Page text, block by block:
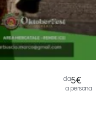
da5€
a persona